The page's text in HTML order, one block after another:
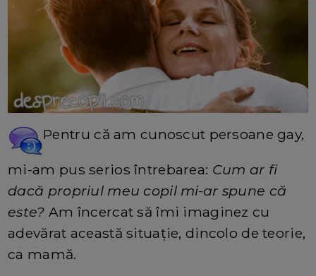
Pentru că am cunoscut persoane gay,
mi-am pus serios întrebarea: Cum ar fi
dacă propriul meu copil mi-ar spune că
este? Am încercat să îmi imaginez cu
adevărat această situație, dincolo de teorie,
ca mamă.